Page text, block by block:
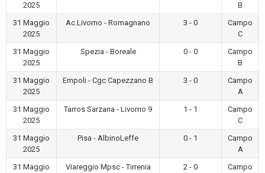
2025
B
31 Maggio
2025
Ac.Livorno - Romagnano 3 - 0
Campo
C
31 Maggio
2025
Spezia - Boreale 0 - 0
Campo
B
31 Maggio
2025
Empoli - Cgc Capezzano B 3 - 0
Campo
A
31 Maggio
2025
Tarros Sarzana - Livorno 9 1 - 1
Campo
C
31 Maggio
2025
Pisa - AlbinoLeffe 0 - 1
Campo
A
31 Maggio
Viareggio Mpsc - Tirrenia
2 - 0
Campo